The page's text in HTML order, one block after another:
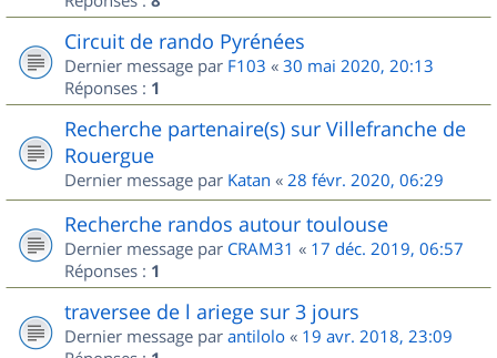
Circuit de rando Pyrénées
Dernier message par F103 « 30 mai 2020, 20:13
Réponses : 1
Recherche partenaire(s) sur Villefranche de
Rouergue
Dernier message par Katan « 28 févr. 2020, 06:29
Recherche randos autour toulouse
Dernier message par CRAM31 « 17 déc. 2019, 06:57
Réponses : 1
traversee de l ariege sur 3 jours
Dernier message par antilolo « 19 avr. 2018, 23:09